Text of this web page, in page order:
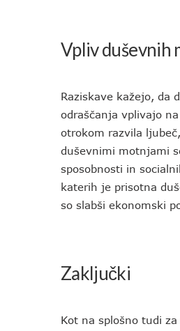
Vpliv duševnih
Raziskave kažejo, da
odraščanja vplivajo
otrokom razvila
duševnimi motnjami
sposobnosti in
katerih je prisotna
so slabši ekonomski
Zaključki
Kot na splošno tudi